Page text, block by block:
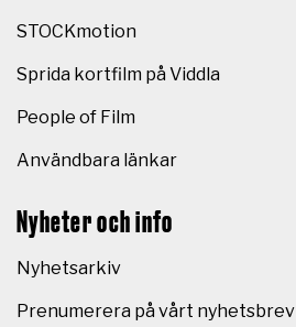
STOCKmotion
Sprida kortfilm på Viddla
People of Film
Användbara länkar
Nyheter och info
Nyhetsarkiv
Prenumerera på vårt nyhetsbrev